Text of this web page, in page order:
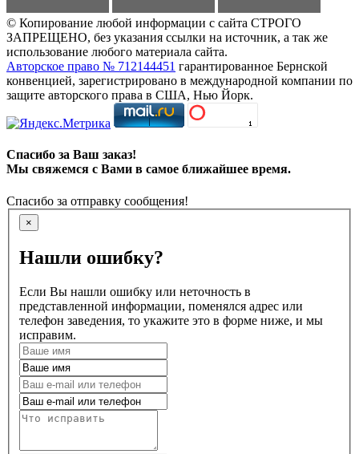
© Копирование любой информации с сайта СТРОГО
ЗАПРЕЩЕНО, без указания ссылки на источник, а так же
использование любого материала сайта.
Авторское право № 712144451 гарантированное Бернской
конвенцией, зарегистрировано в международной компании по
защите авторского права в США, Нью Йорк.
Спасибо за Ваш заказ!
Мы свяжемся с Вами в самое ближайшее время.
Спасибо за отправку сообщения!
×
Нашли ошибку?
Если Вы нашли ошибку или неточность в
представленной информации, поменялся адрес или
телефон заведения, то укажите это в форме ниже, и мы
исправим.